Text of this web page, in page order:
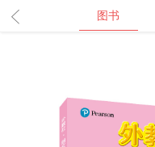
图书